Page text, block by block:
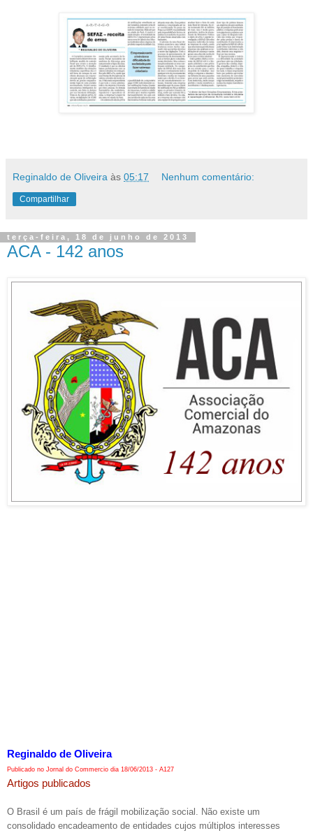
Reginaldo de Oliveira às 05:17 Nenhum comentário:
Compartilhar
terça-feira, 18 de junho de 2013
ACA - 142 anos
Reginaldo de Oliveira
Publicado no Jornal do Commercio dia 18/06/2013 - A127
Artigos publicados
O Brasil é um país de frágil mobilização social. Não existe um
consolidado encadeamento de entidades cujos múltiplos interesses